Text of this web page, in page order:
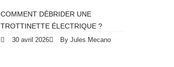
COMMENT DÉBRIDER UNE
TROTTINETTE ÉLECTRIQUE ?
30 avril 2026 By Jules Mecano